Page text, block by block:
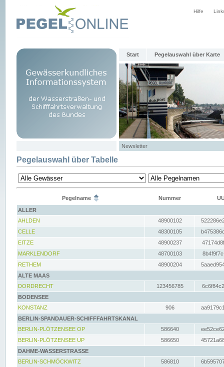
Hilfe
Start Pegelauswahl über Karte
Newsletter
Pegelauswahl über Tabelle
Pegelname Nummer
ALLER
AHLDEN
48900102
CELLE
48300105
EITZE
48900237
MARKLENDORF
48700103
RETHEM
48900204
ALTE MAAS
DORDRECHT
123456785
BODENSEE
KONSTANZ
906
BERLIN-SPANDAUER-SCHIFFFAHRTSKANAL
BERLIN-PLÖTZENSEE OP
586640
BERLIN-PLÖTZENSEE UP
586650
DAHME-WASSERSTRASSE
BERLIN-SCHMÖCKWITZ
586810